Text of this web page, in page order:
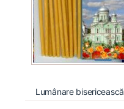
Lumânare bisericească